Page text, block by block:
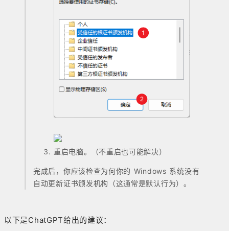
重启电脑。（不重启也可能解决）
完成后，你应该检查为何你的 Windows 系统没有
自动更新证书颁发机构（这通常是默认行为）。
以下是ChatGPT给出的建议：